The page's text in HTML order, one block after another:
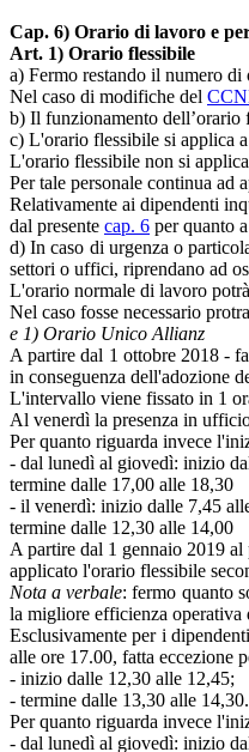
Cap. 6) Orario di lavoro e
Art. 1) Orario flessibile
a) Fermo restando il numero
Nel caso di modifiche del
b) Il funzionamento dell’orario
c) L'orario flessibile si applica
L'orario flessibile non si
Per tale personale continua ad
Relativamente ai dipendenti
dal presente cap. 6 per quanto
d) In caso di urgenza o
settori o uffici, riprendano ad
L'orario normale di lavoro
Nel caso fosse necessario
e 1) Orario Unico Allianz
A partire dal 1 ottobre 2018 -
in conseguenza dell'adozione
L'intervallo viene fissato in 1
Al venerdì la presenza in
Per quanto riguarda invece
- dal lunedì al giovedì: inizio
termine dalle 17,00 alle 18,30
- il venerdì: inizio dalle 7,45
termine dalle 12,30 alle 14,00
A partire dal 1 gennaio 2019
applicato l'orario flessibile
Nota a verbale: fermo quanto
la migliore efficienza operativa
Esclusivamente per i
alle ore 17.00, fatta eccezione
- inizio dalle 12,30 alle 12,45;
- termine dalle 13,30 alle 14,30.
Per quanto riguarda invece
- dal lunedì al giovedì: inizio